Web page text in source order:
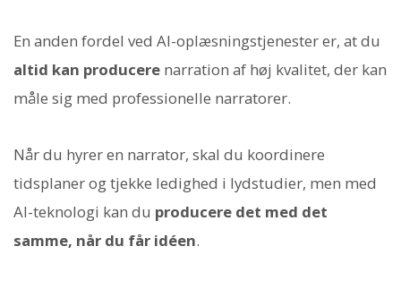
En anden fordel ved AI-oplæsningstjenester er, at du
altid kan producere narration af høj kvalitet, der kan
måle sig med professionelle narratorer.
Når du hyrer en narrator, skal du koordinere
tidsplaner og tjekke ledighed i lydstudier, men med
AI-teknologi kan du producere det med det
samme, når du får idéen.